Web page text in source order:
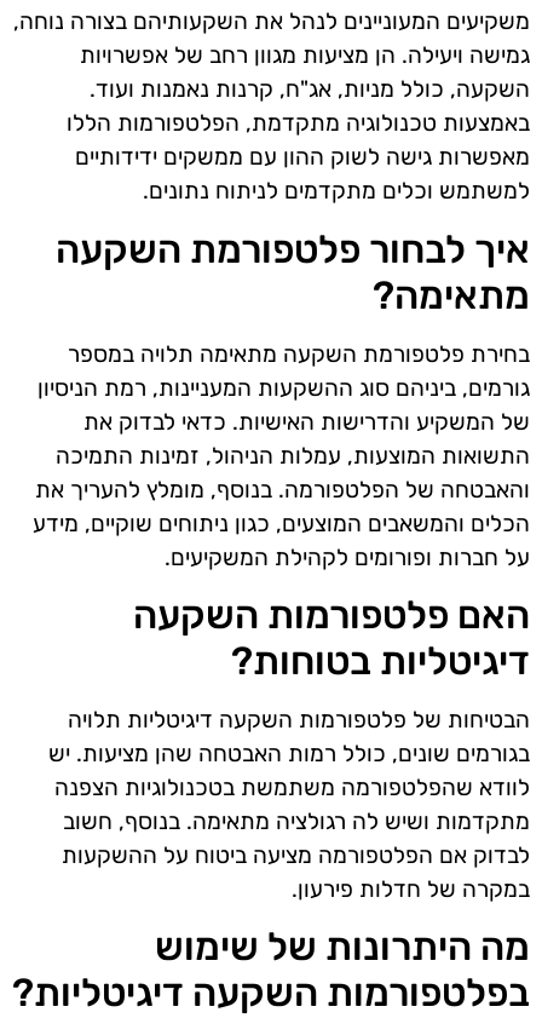
משקיעים המעוניינים לנהל את השקעותיהם בצורה נוחה,
גמישה ויעילה. הן מציעות מגוון רחב של אפשרויות
השקעה, כולל מניות, אג"ח, קרנות נאמנות ועוד.
באמצעות טכנולוגיה מתקדמת, הפלטפורמות הללו
מאפשרות גישה לשוק ההון עם ממשקים ידידותיים
למשתמש וכלים מתקדמים לניתוח נתונים.
איך לבחור פלטפורמת השקעה
מתאימה?
בחירת פלטפורמת השקעה מתאימה תלויה במספר
גורמים, ביניהם סוג ההשקעות המעניינות, רמת הניסיון
של המשקיע והדרישות האישיות. כדאי לבדוק את
התשואות המוצעות, עמלות הניהול, זמינות התמיכה
והאבטחה של הפלטפורמה. בנוסף, מומלץ להעריך את
הכלים והמשאבים המוצעים, כגון ניתוחים שוקיים, מידע
על חברות ופורומים לקהילת המשקיעים.
האם פלטפורמות השקעה
דיגיטליות בטוחות?
הבטיחות של פלטפורמות השקעה דיגיטליות תלויה
בגורמים שונים, כולל רמות האבטחה שהן מציעות. יש
לוודא שהפלטפורמה משתמשת בטכנולוגיות הצפנה
מתקדמות ושיש לה רגולציה מתאימה. בנוסף, חשוב
לבדוק אם הפלטפורמה מציעה ביטוח על ההשקעות
במקרה של חדלות פירעון.
מה היתרונות של שימוש
בפלטפורמות השקעה דיגיטליות?